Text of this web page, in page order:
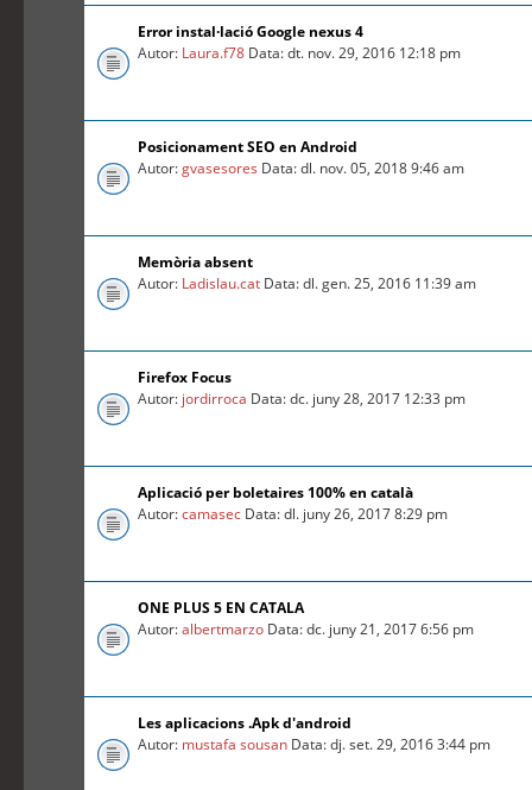
Error instal·lació Google nexus 4
Autor: Laura.f78 Data: dt. nov. 29, 2016 12:18 pm
Posicionament SEO en Android
Autor:gvasesores Data: dl. nov. 05, 2018 9:46 am
Memòria absent
Autor: Ladislau.cat Data: dl. gen. 25, 2016 11:39 am
Firefox Focus
Autor: jordirroca Data: dc. juny 28, 2017 12:33 pm
Aplicació per boletaires 100% en català
Autor:camasec Data: dl. juny 26, 2017 8:29 pm
ONE PLUS 5 EN CATALA
Autor:albertmarzo Data: dc. juny 21, 2017 6:56 pm
Les aplicacions .Apk d'android
Autor: mustafa sousan Data: dj. set. 29, 2016 3:44 pm